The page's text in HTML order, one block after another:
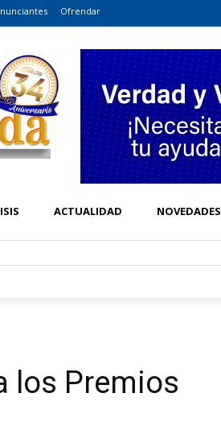
Ofrendar
ACTUALIDAD NOVEDADES
los Premios